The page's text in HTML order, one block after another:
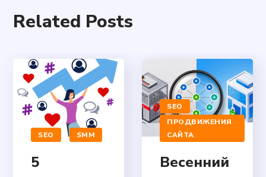
Related Posts
SEO SMM
5
SEO
ПРОДВИЖЕНИЯ
САЙТА
Весенний